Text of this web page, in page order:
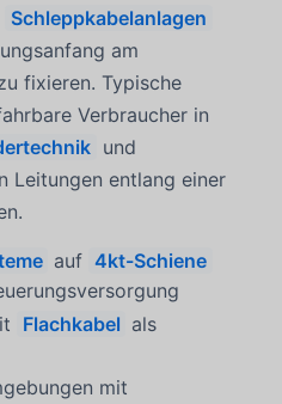
Schleppkabelanlagen
am
fixieren. Typische
Verbraucher in
und
Leitungen entlang einer
auf 4kt-Schiene
Flachkabel als
mit